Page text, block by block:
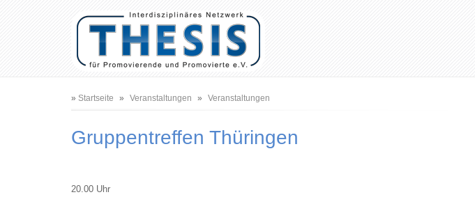
Benutzermenü
Hauptnavigation
Pfadnavigation
Startseite Veranstaltungen Veranstaltungen
Gruppentreffen Thüringen
20.00 Uhr